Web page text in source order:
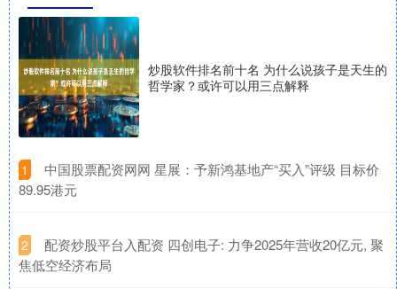
炒股软件排名前十名 为什么说孩子是天生的
哲学家？或许可以用三点解释
1
​中国股票配资网网 星展：予新鸿基地产“买入”评级 目标价
89.95港元
2
​配资炒股平台入配资 四创电子: 力争2025年营收20亿元, 聚
焦低空经济布局